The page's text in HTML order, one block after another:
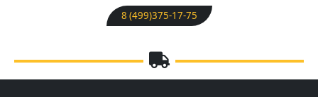
8 (499)375-17-75